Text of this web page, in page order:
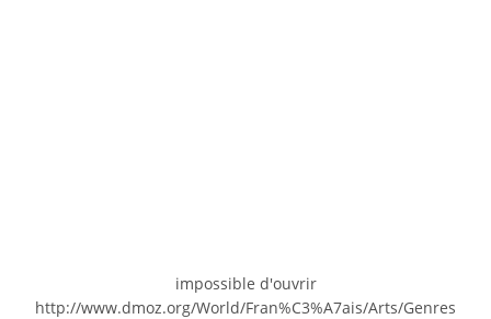
impossible d'ouvrir
http://www.dmoz.org/World/Fran%C3%A7ais/Arts/Genres